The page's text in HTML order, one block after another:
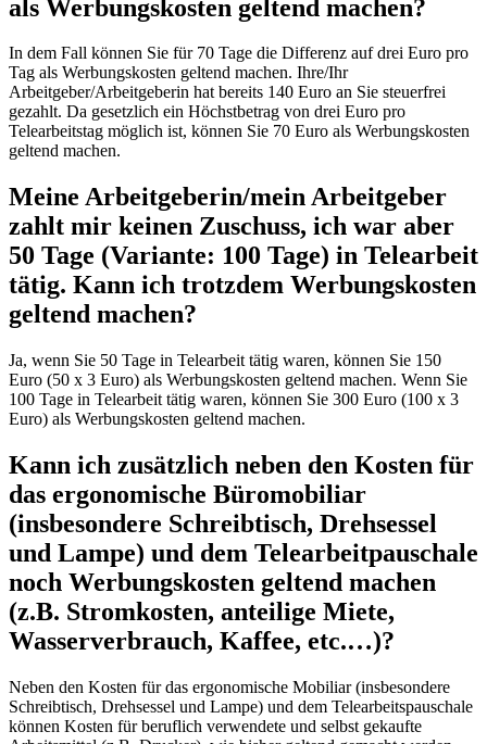
als Werbungskosten geltend machen?
In dem Fall können Sie für 70 Tage die Differenz auf drei Euro pro
Tag als Werbungskosten geltend machen. Ihre/Ihr
Arbeitgeber/Arbeitgeberin hat bereits 140 Euro an Sie steuerfrei
gezahlt. Da gesetzlich ein Höchstbetrag von drei Euro pro
Telearbeitstag möglich ist, können Sie 70 Euro als Werbungskosten
geltend machen.
Meine Arbeitgeberin/mein Arbeitgeber
zahlt mir keinen Zuschuss, ich war aber
50 Tage (Variante: 100 Tage) in Telearbeit
tätig. Kann ich trotzdem Werbungskosten
geltend machen?
Ja, wenn Sie 50 Tage in Telearbeit tätig waren, können Sie 150
Euro (50 x 3 Euro) als Werbungskosten geltend machen. Wenn Sie
100 Tage in Telearbeit tätig waren, können Sie 300 Euro (100 x 3
Euro) als Werbungskosten geltend machen.
Kann ich zusätzlich neben den Kosten für
das ergonomische Büromobiliar
(insbesondere Schreibtisch, Drehsessel
und Lampe) und dem Telearbeitpauschale
noch Werbungskosten geltend machen
(z.B. Stromkosten, anteilige Miete,
Wasserverbrauch, Kaffee, etc.…)?
Neben den Kosten für das ergonomische Mobiliar (insbesondere
Schreibtisch, Drehsessel und Lampe) und dem Telearbeitspauschale
können Kosten für beruflich verwendete und selbst gekaufte